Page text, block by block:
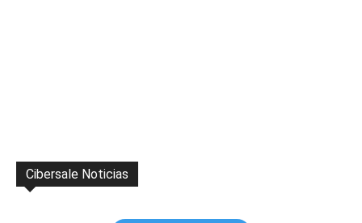
Cibersale Noticias